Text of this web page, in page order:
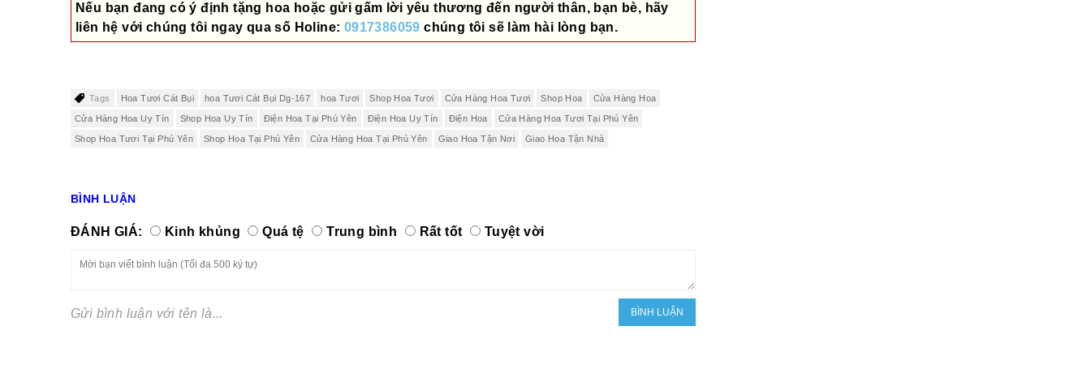
Nếu bạn đang có ý định tặng hoa hoặc gửi gấm lời yêu thương đến người thân, bạn bè, hãy
liên hệ với chúng tôi ngay qua số Holine: 0917386059 chúng tôi sẽ làm hài lòng bạn.
Tags Hoa Tươi Cát Bụi hoa Tươi Cát Bụi Dg-167 hoa Tươi Shop Hoa Tươi Cửa Hàng Hoa Tươi Shop Hoa Cửa Hàng Hoa
Cửa Hàng Hoa Uy Tín Shop Hoa Uy Tín Điện Hoa Tại Phú Yên Điện Hoa Uy Tín Điện Hoa Cửa Hàng Hoa Tươi Tại Phú Yên
Shop Hoa Tươi Tại Phú Yên Shop Hoa Tại Phú Yên Cửa Hàng Hoa Tại Phú Yên Giao Hoa Tận Nơi Giao Hoa Tận Nhà
BÌNH LUẬN
ĐÁNH GIÁ: Kinh khủng Quá tệ Trung bình Rất tốt Tuyệt vời
Gửi bình luận với tên là...